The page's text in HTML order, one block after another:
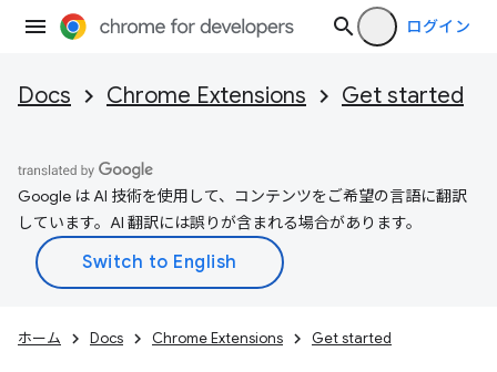
ログイン
Docs Chrome Extensions Get started
Google は AI 技術を使用して、コンテンツをご希望の言語に翻訳
しています。AI 翻訳には誤りが含まれる場合があります。
ホーム Docs Chrome Extensions Get started